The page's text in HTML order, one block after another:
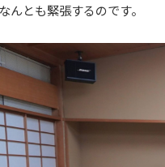
んとも緊張するのです。